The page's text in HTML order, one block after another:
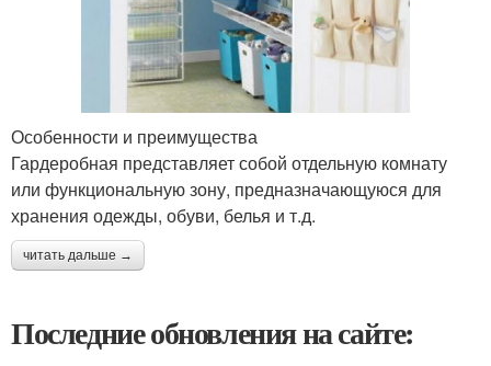
Особенности и преимущества
Гардеробная представляет собой отдельную комнату
или функциональную зону, предназначающуюся для
хранения одежды, обуви, белья и т.д.
читать дальше →
Последние обновления на сайте: